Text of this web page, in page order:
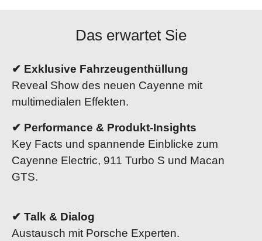
Das erwartet Sie
✔ Exklusive Fahrzeugenthüllung
Reveal Show des neuen Cayenne mit
multimedialen Effekten.
✔ Performance & Produkt-Insights
Key Facts und spannende Einblicke zum
Cayenne Electric, 911 Turbo S und Macan
GTS.
✔ Talk & Dialog
Austausch mit Porsche Experten.